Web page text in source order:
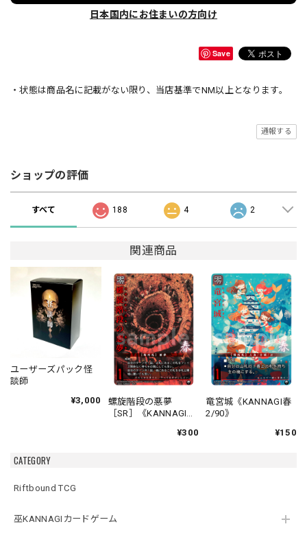
CATEGORY
Riftbound TCG
巫KANNAGIカードゲーム
日本国内にお住まいの方向け
Save
・状態は商品名に記載がない限り、当店基準でNM以上となります。
通報する
ショップの評価
すべて 188 4 2
関連商品
ユーザーズパック怪
談師
¥3,000
螺旋階段の悪夢
［SR］《KANNAGI春
¥300
竜宮城《KANNAGI春
2/90》
¥150